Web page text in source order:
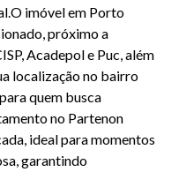
imóvel em Porto
próximo a
Acadepol e Puc, além
localização no bairro
quem busca
no Partenon
ideal para momentos
garantindo